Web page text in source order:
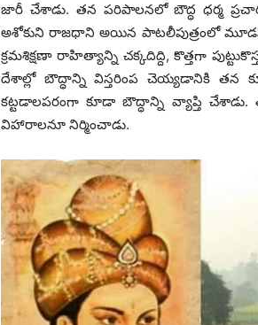
జారీ చేశాడు. తన పరిపాలనలో బౌద్ధ ధర్మ
అశోకుని రాజధాని అయిన పాటలీపుత్రంలో మూడవ
క్రమశిక్షణా రాహిత్యాన్ని చక్కదిద్ది, కొత్తగా
దేశాల్లో బౌద్ధాన్ని విస్తరింప చెయ్యడానికి తన
కట్టడాలపరంగా కూడా బౌద్ధాన్ని వ్యాప్తి
విహారాలనూ నిర్మించాడు.